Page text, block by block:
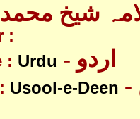
شیخ
:
: Urdu - اردو
Usool-e-Deen